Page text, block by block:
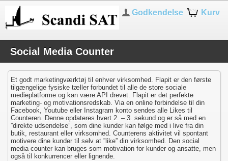
Kurv
Godkendelse
Social Media Counter
Et godt marketingværktøj til enhver virksomhed. Flapit er den første
tilgængelige fysiske tæller forbundet til alle de store sociale
medieplatforme og kan være API drevet. Flapit er det perfekte
marketing- og motivationsredskab. Via en online forbindelse til din
Facebook, Youtube eller Instagram konto sendes alle Likes til
Counteren. Denne opdateres hvert 2. – 3. sekund og er så med en
”direkte udsendelse”, som dine kunder kan følge med i live fra din
butik, restaurant eller virksomhed. Counterens aktivitet vil spontant
motivere dine kunder til selv at ”like” din virksomhed. Den social
media counter kan bruges som motivation for kunder og ansatte, men
også til konkurrencer eller lignende.